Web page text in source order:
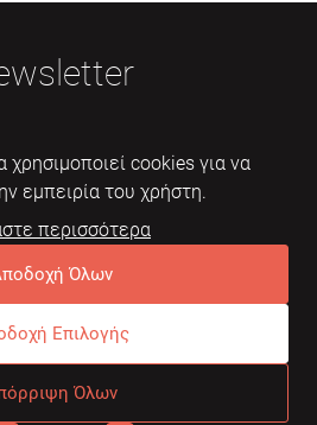
Εγγραφή
ερωτήσειςΌροι χρήσης
cookies για να
εμπειρία του χρήστη.
περισσότερα
Όλων
Επιλογής
Όλων